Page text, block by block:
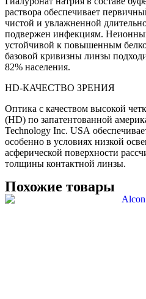
раствора обеспечивает
чистой и увлажненной
подвержен инфекциям.
устойчивой к повышенным
базовой кривизны линзы
82% населения.
HD-КАЧЕСТВО ЗРЕНИЯ
Оптика с качеством высокой
(HD) по запатентованной
Technology Inc. USA
особенно в условиях низкой
асферической поверхности
толщины контактной линзы.
Похожие товары